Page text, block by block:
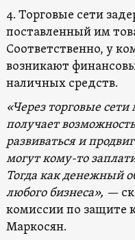
4. Торговые сети
поставленный им
Соответственно, у
возникают
наличных средств.
«Через торговые
получает
развиваться и
могут кому-то
Тогда как денежный
любого бизнеса», —
комиссии по защите
Маркосян.